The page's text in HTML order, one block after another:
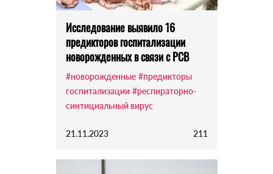
Исследование выявило 16
предикторов госпитализации
новорожденных в связи с РСВ
#новорожденные #предикторы
госпитализации #респираторно-
синтициальный вирус
21.11.2023 211